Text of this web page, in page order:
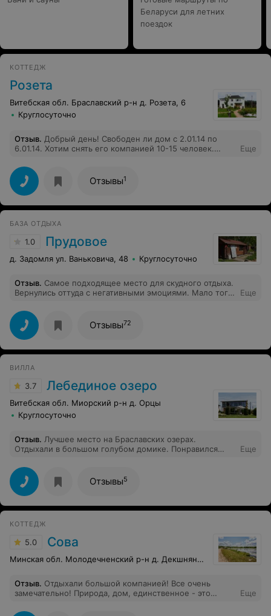
Беларуси для летних
поездок
КОТТЕДЖ
Розета
Витебская обл. Браславский р-н д. Розета, 6
Круглосуточно
Отзыв. Добрый день! Свободен ли дом с 2.01.14 по
6.01.14. Хотим снять его компанией 10-15 человек.
спасибо! С уважением , Денис Панчев
I_am_punch@mail.ru
Еще
Отзывы1
БАЗА ОТДЫХА
1.0 Прудовое
д. Задомля ул. Ваньковича, 48 Круглосуточно
Отзыв. Самое подходящее место для скудного отдыха.
Вернулись оттуда с негативными эмоциями. Мало того,
ужасная, туалеты не мытые, постельное белье всё в
пятнах и в чужих волосах. Фу!
Еще
Отзывы72
ВИЛЛА
3.7 Лебединое озеро
Витебская обл. Миорский р-н д. Орцы
Круглосуточно
Отзыв. Лучшее место на Браславских озерах.
Отдыхали в большом голубом домике. Понравился
Еще
Отзывы5
КОТТЕДЖ
5.0 Сова
Минская обл. Молодечненский р-н д. Декшняны, 81
Отзыв. Отдыхали большой компанией! Все очень
замечательно! Природа, дом, единственное - это
Еще